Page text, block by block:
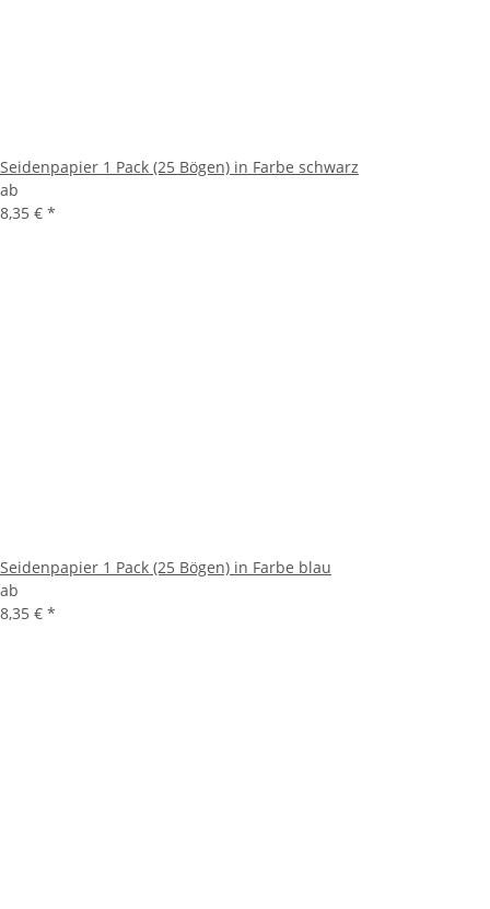
Seidenpapier 1 Pack (25 Bögen) in Farbe schwarz
ab
8,35 € *
Seidenpapier 1 Pack (25 Bögen) in Farbe blau
ab
8,35 € *